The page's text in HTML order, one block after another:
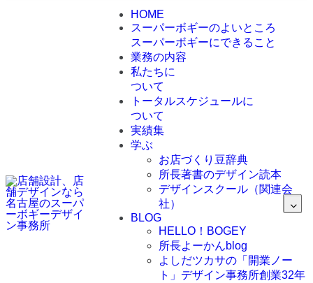
HOME
スーパーボギーのよいところ
スーパーボギーにできること
業務の内容
私たちに
ついて
トータルスケジュールに
ついて
実績集
学ぶ
お店づくり豆辞典
所長著書のデザイン読本
デザインスクール（関連会
社）
BLOG
HELLO！BOGEY
所長よーかんblog
よしだツカサの「開業ノー
ト」 デザイン事務所創業32年